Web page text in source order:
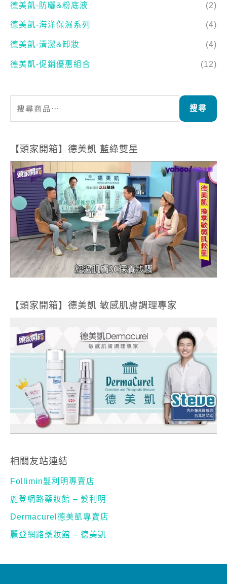
德美凱-防曬&粉底液 (2)
德美凱-海洋保濕系列 (4)
德美凱-清潔&卸妝 (4)
德美凱-促銷優惠組合 (12)
搜尋
【頭家開箱】德美凱 藍綠雙星
【頭家開箱】德美凱 敏感肌膚調理專家
相關友站連結
Follimin髮利明專賣店
麗登網路藥妝館 – 髮利明
Dermacurel德美凱專賣店
麗登網路藥妝館 – 德美凱